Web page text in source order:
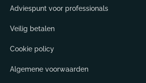
Adviespunt voor professionals
Veilig betalen
Cookie policy
Algemene voorwaarden